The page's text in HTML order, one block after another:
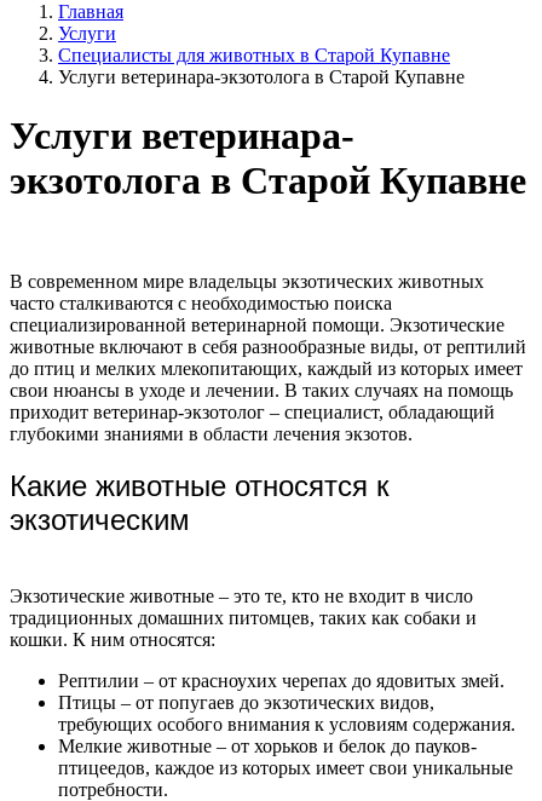
Главная
Услуги
Специалисты для животных в Старой Купавне
Услуги ветеринара-экзотолога в Старой Купавне
Услуги ветеринара-
экзотолога в Старой Купавне
В современном мире владельцы экзотических животных
часто сталкиваются с необходимостью поиска
специализированной ветеринарной помощи. Экзотические
животные включают в себя разнообразные виды, от рептилий
до птиц и мелких млекопитающих, каждый из которых имеет
свои нюансы в уходе и лечении. В таких случаях на помощь
приходит ветеринар-экзотолог – специалист, обладающий
глубокими знаниями в области лечения экзотов.
Какие животные относятся к
экзотическим
Экзотические животные – это те, кто не входит в число
традиционных домашних питомцев, таких как собаки и
кошки. К ним относятся:
Рептилии – от красноухих черепах до ядовитых змей.
Птицы – от попугаев до экзотических видов,
требующих особого внимания к условиям содержания.
Мелкие животные – от хорьков и белок до пауков-
птицеедов, каждое из которых имеет свои уникальные
потребности.